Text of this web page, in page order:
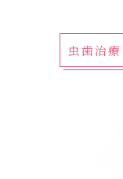
虫歯治